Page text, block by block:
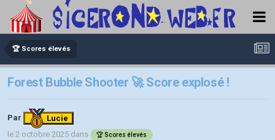
🏆 Scores élevés
Forest Bubble Shooter 🚀 Score explosé !
Par
Lucie
le 2 octobre 2025 dans 🏆 Scores élevés